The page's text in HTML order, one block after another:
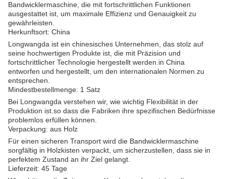
Bandwicklermaschine, die mit fortschrittlichen Funktionen
ausgestattet ist, um maximale Effizienz und Genauigkeit zu
gewährleisten.
Herkunftsort: China
Longwangda ist ein chinesisches Unternehmen, das stolz auf
seine hochwertigen Produkte ist, die mit Präzision und
fortschrittlicher Technologie hergestellt werden.in China
entworfen und hergestellt, um den internationalen Normen zu
entsprechen.
Mindestbestellmenge: 1 Satz
Bei Longwangda verstehen wir, wie wichtig Flexibilität in der
Produktion ist.so dass die Fabriken ihre spezifischen Bedürfnisse
problemlos erfüllen können.
Verpackung: aus Holz
Für einen sicheren Transport wird die Bandwicklermaschine
sorgfältig in Holzkisten verpackt, um sicherzustellen, dass sie in
perfektem Zustand an ihr Ziel gelangt.
Lieferzeit: 45 Tage